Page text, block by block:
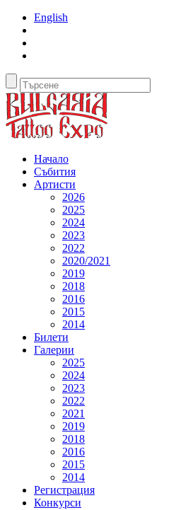
English
Начало
Събития
Артисти
2026
2025
2024
2023
2022
2020/2021
2019
2018
2016
2015
2014
Билети
Галерии
2025
2024
2023
2022
2021
2019
2018
2016
2015
2014
Регистрация
Конкурси